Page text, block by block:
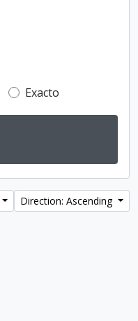
Exacto
Direction: Ascending